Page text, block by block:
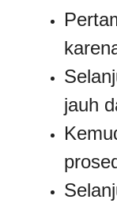
jauh